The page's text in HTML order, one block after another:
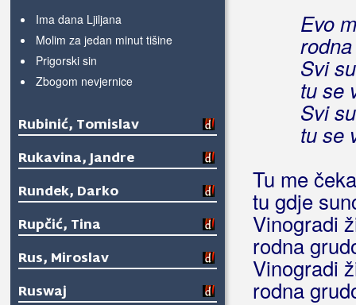
Ima dana Ljiljana
Molim za jedan minut tišine
Prigorski sin
Zbogom nevjernice
Rubinić, Tomislav
Rukavina, Jandre
Rundek, Darko
Rupčić, Tina
Rus, Miroslav
Ruswaj
Evo
Svi
tu se
Svi
tu se
Tu me
tu gdje
Vinogradi
rodna
Vinogradi
rodna